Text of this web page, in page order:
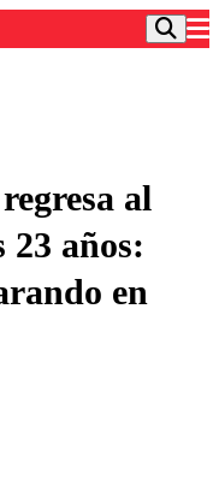
al
23 años:
en